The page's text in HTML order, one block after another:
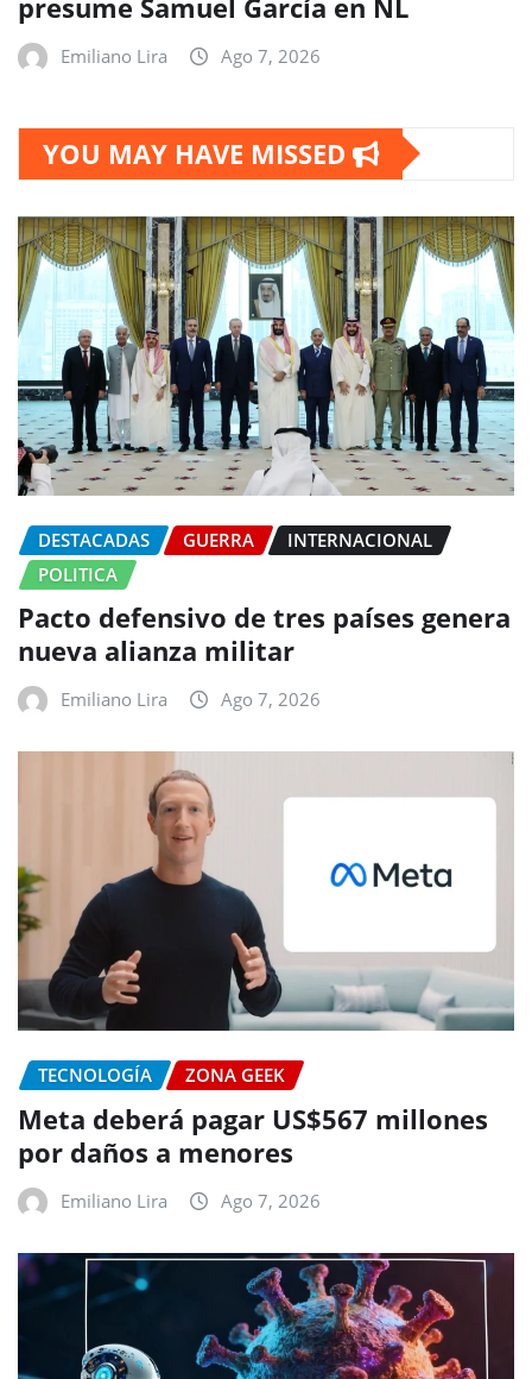
Emiliano Lira Ago 7, 2026
YOU MAY HAVE MISSED
DESTACADAS GUERRA
INTERNACIONAL
POLITICA
Pacto defensivo de tres países genera
nueva alianza militar
Emiliano Lira Ago 7, 2026
TECNOLOGÍA ZONA GEEK
Meta deberá pagar US$567 millones
por daños a menores
Emiliano Lira Ago 7, 2026